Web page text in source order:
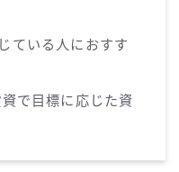
ている人におすす
で目標に応じた資